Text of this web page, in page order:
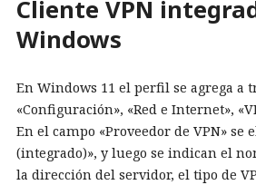
Cliente VPN
Windows
En Windows 11 el perfil se agrega a
«Configuración», «Red e Internet»,
En el campo «Proveedor de VPN» se
(integrado)», y luego se indican el
la dirección del servidor, el tipo de